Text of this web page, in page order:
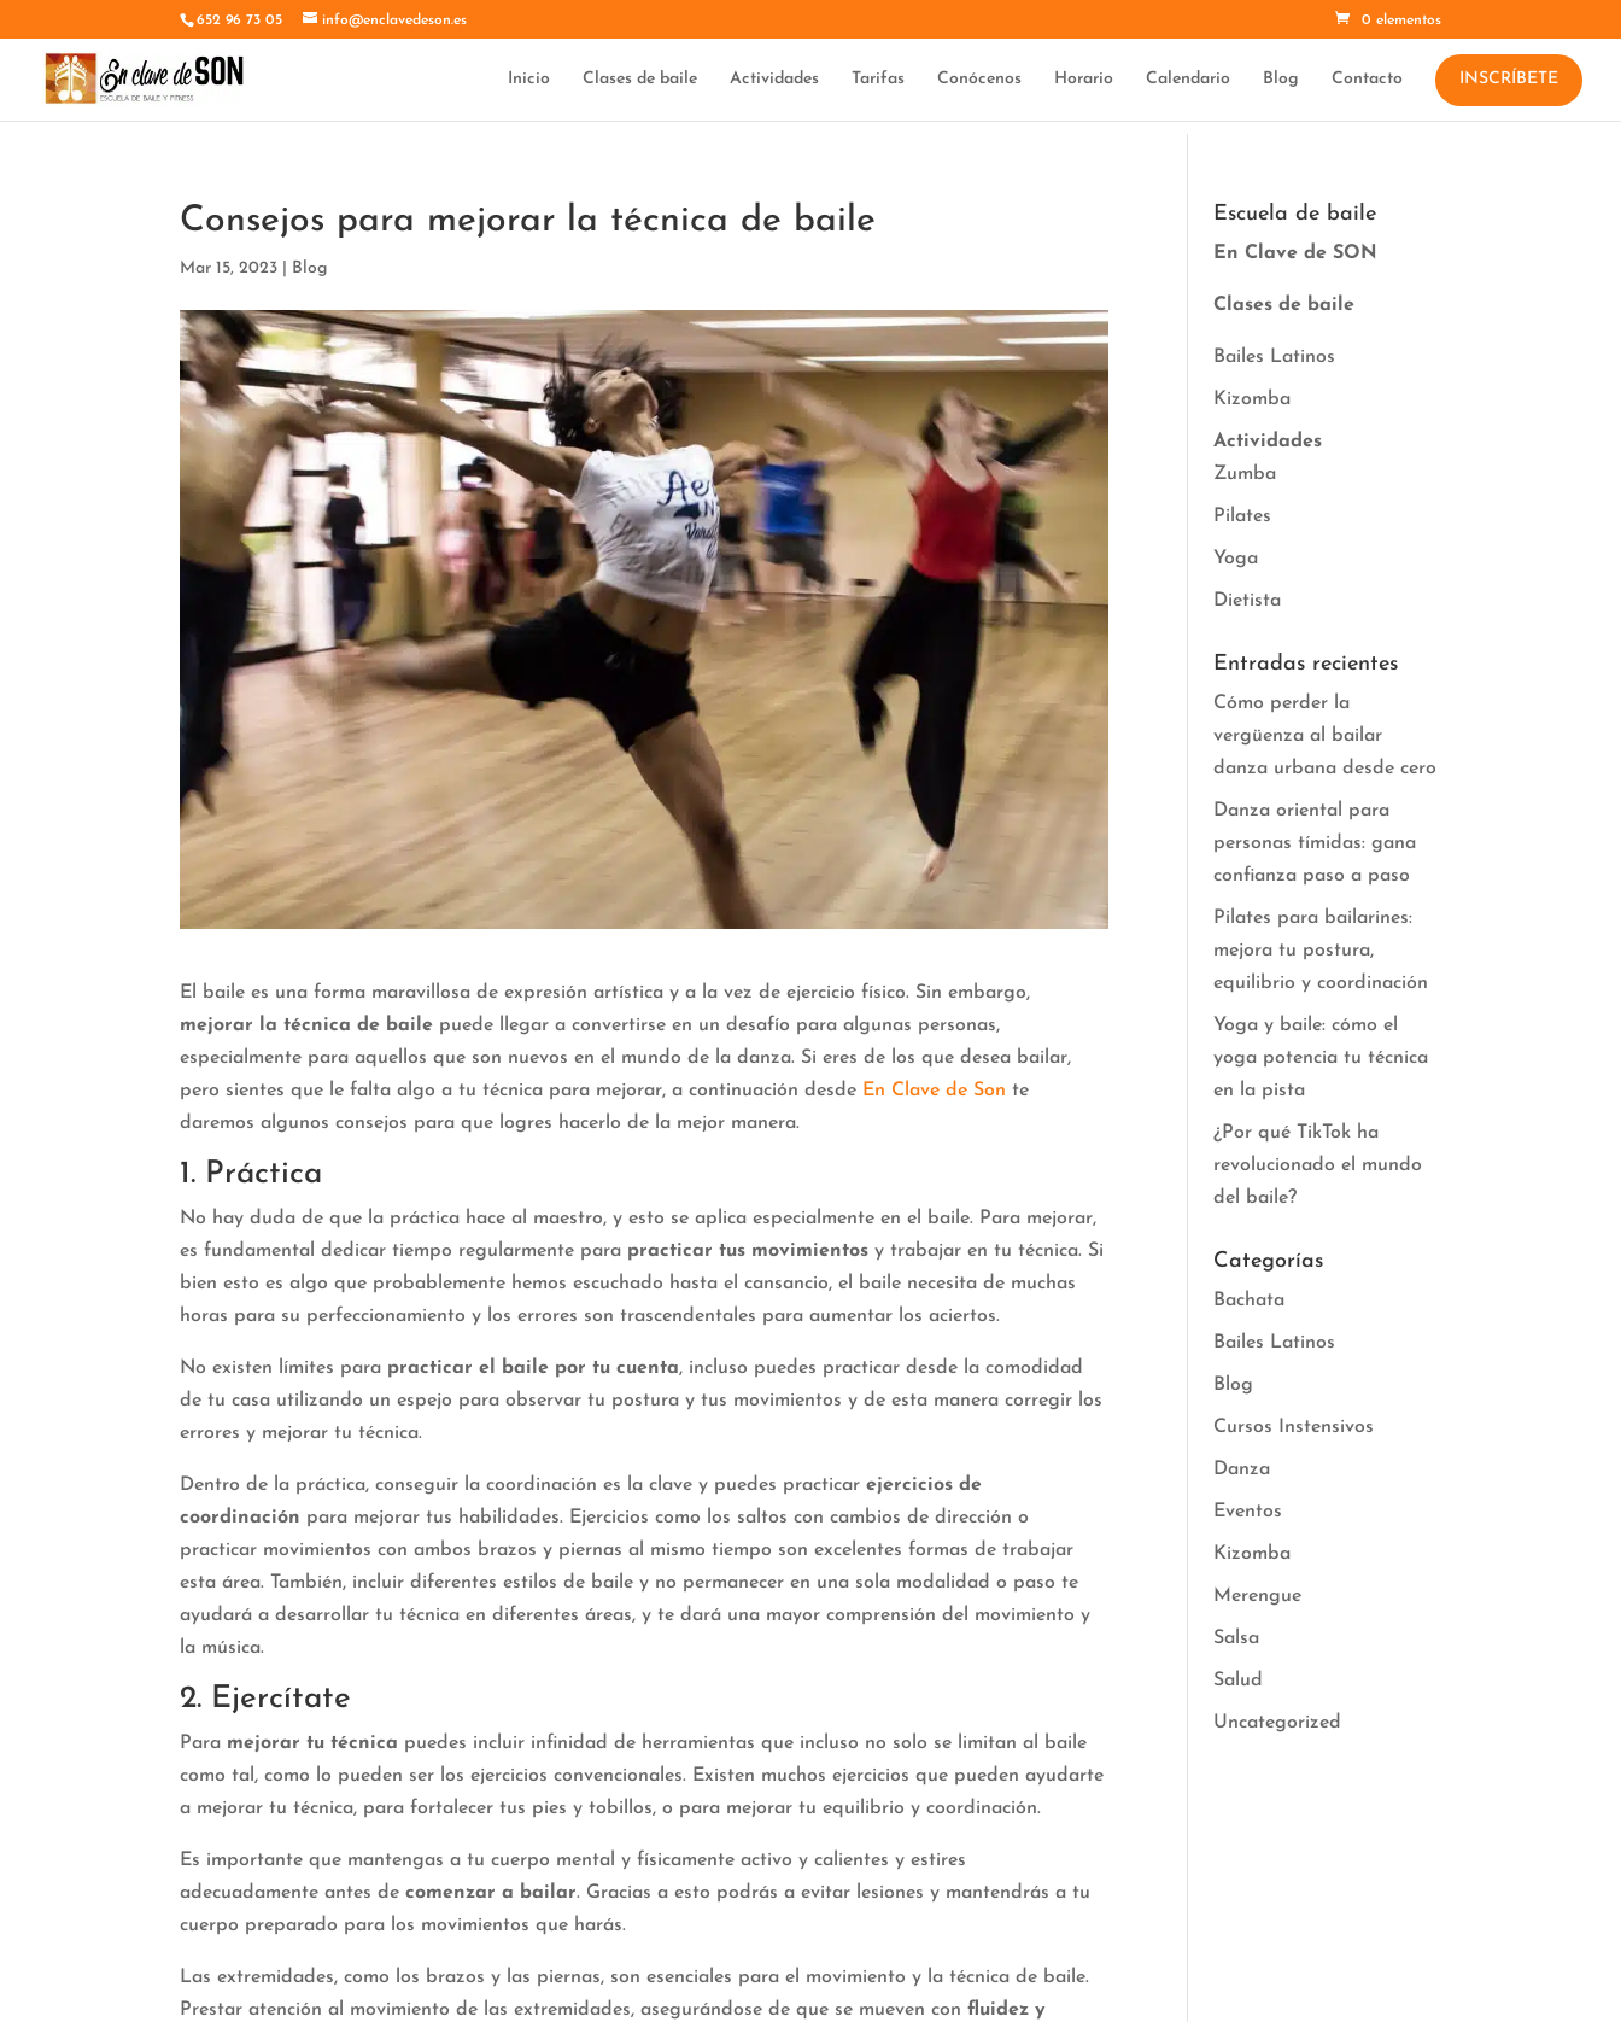
652 96 73 05 info@enclavedeson.es 0 elementos
Inicio Clases de baile Actividades Tarifas Conócenos Horario Calendario Blog Contacto INSCRÍBETE
Consejos para mejorar la técnica de baile
Mar 15, 2023 Blog
El baile es una forma maravillosa de expresión artística y a la vez de ejercicio físico. Sin embargo,
mejorar la técnica de baile puede llegar a convertirse en un desafío para algunas personas,
especialmente para aquellos que son nuevos en el mundo de la danza. Si eres de los que desea bailar,
pero sientes que le falta algo a tu técnica para mejorar, a continuación desde En Clave de Son te
daremos algunos consejos para que logres hacerlo de la mejor manera.
1. Práctica
No hay duda de que la práctica hace al maestro, y esto se aplica especialmente en el baile. Para mejorar,
es fundamental dedicar tiempo regularmente para practicar tus movimientos y trabajar en tu técnica. Si
bien esto es algo que probablemente hemos escuchado hasta el cansancio, el baile necesita de muchas
horas para su perfeccionamiento y los errores son trascendentales para aumentar los aciertos.
No existen límites para practicar el baile por tu cuenta, incluso puedes practicar desde la comodidad
de tu casa utilizando un espejo para observar tu postura y tus movimientos y de esta manera corregir los
errores y mejorar tu técnica.
Dentro de la práctica, conseguir la coordinación es la clave y puedes practicarejercicios de
coordinación para mejorar tus habilidades. Ejercicios como los saltos con cambios de dirección o
practicar movimientos con ambos brazos y piernas al mismo tiempo son excelentes formas de trabajar
esta área. También, incluir diferentes estilos de baile y no permanecer en una sola modalidad o paso te
ayudará a desarrollar tu técnica en diferentes áreas, y te dará una mayor comprensión del movimiento y
la música.
2. Ejercítate
Para mejorar tu técnica puedes incluir infinidad de herramientas que incluso no solo se limitan al baile
como tal, como lo pueden ser los ejercicios convencionales. Existen muchos ejercicios que pueden ayudarte
a mejorar tu técnica, para fortalecer tus pies y tobillos, o para mejorar tu equilibrio y coordinación.
Es importante que mantengas a tu cuerpo mental y físicamente activo y calientes y estires
adecuadamente antes decomenzar a bailar. Gracias a esto podrás a evitar lesiones y mantendrás a tu
cuerpo preparado para los movimientos que harás.
Las extremidades, como los brazos y las piernas, son esenciales para el movimiento y la técnica de baile.
Prestar atención al movimiento de las extremidades, asegurándose de que se mueven con fluidez y
Escuela de baile
En Clave de SON
Clases de baile
Bailes Latinos
Kizomba
Actividades
Zumba
Pilates
Yoga
Dietista
Entradas recientes
Cómo perder la
vergüenza al bailar
danza urbana desde cero
Danza oriental para
personas tímidas: gana
confianza paso a paso
Pilates para bailarines:
mejora tu postura,
equilibrio y coordinación
Yoga y baile: cómo el
yoga potencia tu técnica
en la pista
¿Por qué TikTok ha
revolucionado el mundo
del baile?
Categorías
Bachata
Bailes Latinos
Blog
Cursos Instensivos
Danza
Eventos
Kizomba
Merengue
Salsa
Salud
Uncategorized